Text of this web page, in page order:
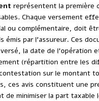
représentent la première
Chaque versement
ou complémentaire, doit
émis par l’assureur. Ces
la date de l’opération
(répartition entre les
sur le montant
ces avis constituent une
minimiser la part taxable